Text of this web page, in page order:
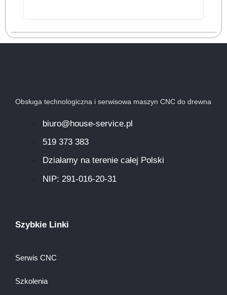
Obsługa technologiczna i serwisowa maszyn CNC do drewna
biuro@house-service.pl
519 373 383
Działamy na terenie całej Polski
NIP: 291-016-20-31​
Szybkie Linki
Serwis CNC
Szkolenia